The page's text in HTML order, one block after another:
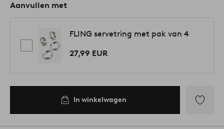
Aanvullen met
FLING servetring met pak van 4
27,99 EUR
In winkelwagen